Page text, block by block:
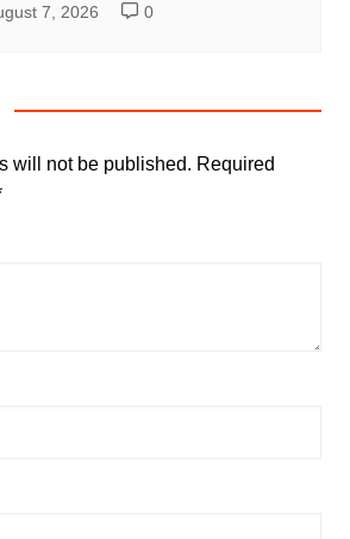
7, 2026 0
will not be published. Required